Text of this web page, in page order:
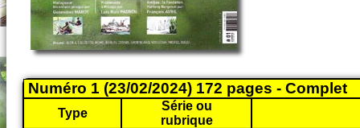
Numéro 1 (23/02/2024) 172 pages - Complet
Type
Série ou
rubrique